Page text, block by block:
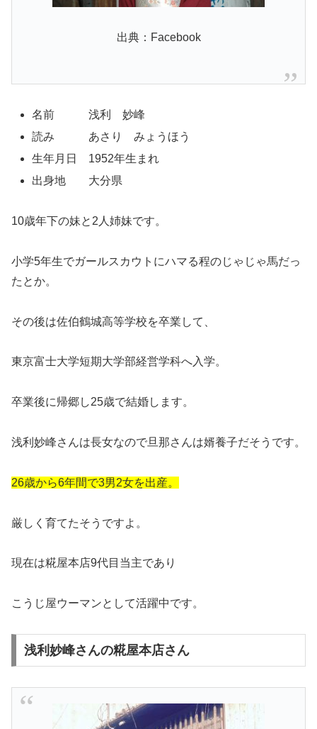
出典：Facebook
名前 浅利 妙峰
読み あさり みょうほう
生年月日 1952年生まれ
出身地 大分県
10歳年下の妹と2人姉妹です。
小学5年生でガールスカウトにハマる程のじゃじゃ馬だっ
たとか。
その後は佐伯鶴城高等学校を卒業して、
東京富士大学短期大学部経営学科へ入学。
卒業後に帰郷し25歳で結婚します。
浅利妙峰さんは長女なので旦那さんは婿養子だそうです。
26歳から6年間で3男2女を出産。
厳しく育てたそうですよ。
現在は糀屋本店9代目当主であり
こうじ屋ウーマンとして活躍中です。
浅利妙峰さんの糀屋本店さん